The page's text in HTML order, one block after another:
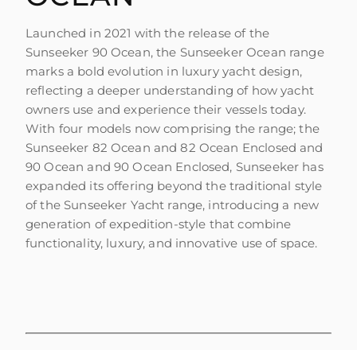
Launched in 2021 with the release of the
Sunseeker 90 Ocean, the Sunseeker Ocean range
marks a bold evolution in luxury yacht design,
reflecting a deeper understanding of how yacht
owners use and experience their vessels today.
With four models now comprising the range; the
Sunseeker 82 Ocean and 82 Ocean Enclosed and
90 Ocean and 90 Ocean Enclosed, Sunseeker has
expanded its offering beyond the traditional style
of the Sunseeker Yacht range, introducing a new
generation of expedition-style that combine
functionality, luxury, and innovative use of space.